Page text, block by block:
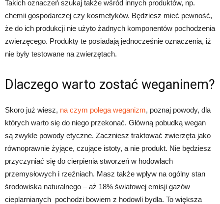
Takich oznaczeń szukaj także wśród innych produktów, np.
chemii gospodarczej czy kosmetyków. Będziesz mieć pewność,
że do ich produkcji nie użyto żadnych komponentów pochodzenia
zwierzęcego. Produkty te posiadają jednocześnie oznaczenia, iż
nie były testowane na zwierzętach.
Dlaczego warto zostać weganinem?
Skoro już wiesz, na czym polega weganizm, poznaj powody, dla
których warto się do niego przekonać. Główną pobudką wegan
są zwykle powody etyczne. Zaczniesz traktować zwierzęta jako
równoprawnie żyjące, czujące istoty, a nie produkt. Nie będziesz
przyczyniać się do cierpienia stworzeń w hodowlach
przemysłowych i rzeźniach. Masz także wpływ na ogólny stan
środowiska naturalnego – aż 18% światowej emisji gazów
cieplarnianych pochodzi bowiem z hodowli bydła. To większa